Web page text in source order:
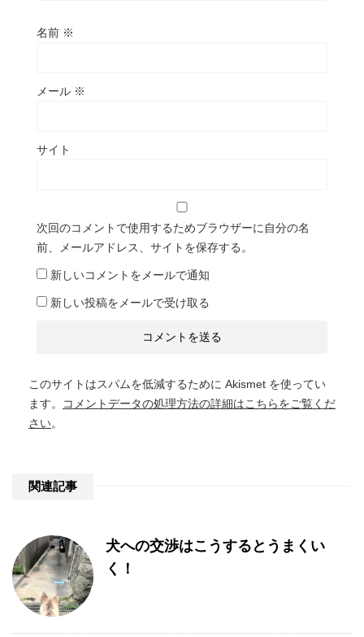
名前 ※
メール ※
サイト
次回のコメントで使用するためブラウザーに自分の名
前、メールアドレス、サイトを保存する。
新しいコメントをメールで通知
新しい投稿をメールで受け取る
このサイトはスパムを低減するために Akismet を使ってい
ます。
コメントデータの処理方法の詳細はこちらをご覧くだ
さい。
関連記事
犬への交渉はこうするとうまくい
く！